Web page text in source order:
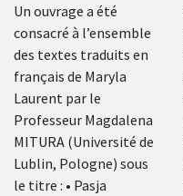
Un ouvrage a été
consacré à l’ensemble
des textes traduits en
français de Maryla
Laurent par le
Professeur Magdalena
MITURA (Université de
Lublin, Pologne) sous
le titre : • Pasja